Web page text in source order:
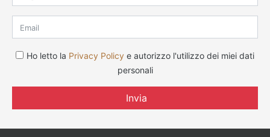
Ho letto la Privacy Policy e autorizzo l'utilizzo dei miei dati
personali
Invia